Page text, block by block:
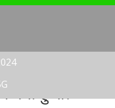
क्या हुआ?